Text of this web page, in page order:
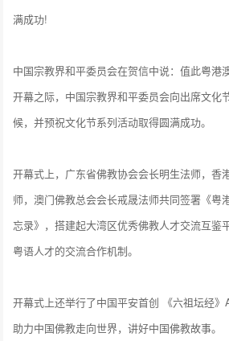
满成功!
中国宗教界和平委员会在贺信中说：值此粤港
开幕之际，中国宗教界和平委员会向出席文化
候，并预祝文化节系列活动取得圆满成功。
开幕式上，广东省佛教协会会长明生法师，香
师，澳门佛教总会会长戒晟法师共同签署《粤
忘录》，搭建起大湾区优秀佛教人才交流互鉴
粤语人才的交流合作机制。
开幕式上还举行了中国平安首创 《六祖坛经
助力中国佛教走向世界，讲好中国佛教故事。